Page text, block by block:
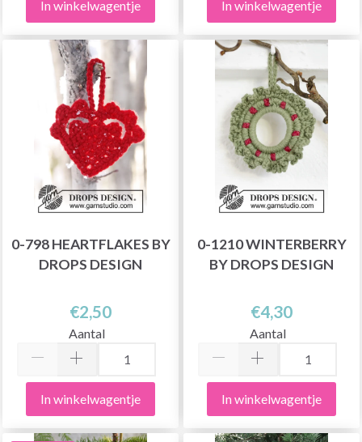
In winkelwagentje In winkelwagentje
0-798 HEARTFLAKES BY
DROPS DESIGN
€2,50
Aantal
In winkelwagentje
0-1210 WINTERBERRY
BY DROPS DESIGN
€4,30
Aantal
In winkelwagentje